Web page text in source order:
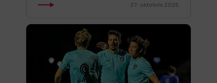
27. oktobris 2025.